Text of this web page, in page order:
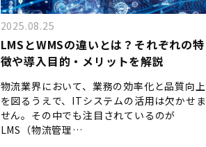
2025.08.25
LMSとWMSの違いとは？それぞれの特
徴や導入目的・メリットを解説
物流業界において、業務の効率化と品質向上
を図るうえで、ITシステムの活用は欠かせま
せん。その中でも注目されているのが
LMS（物流管理…